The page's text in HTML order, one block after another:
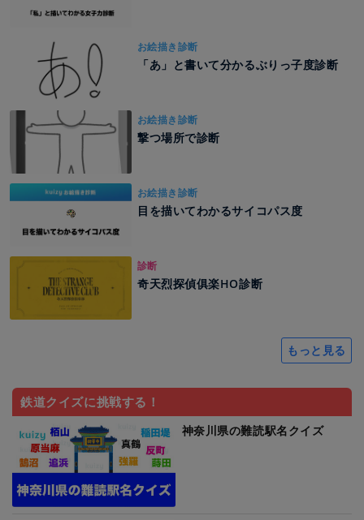
お絵描き診断
「あ」と書いて分かるぶりっ子度診断
お絵描き診断
撃つ場所で診断
お絵描き診断
目を描いてわかるサイコパス度
診断
奇天烈探偵俱楽HO診断
もっと見る
鉄道クイズに挑戦する！
神奈川県の難読駅名クイズ